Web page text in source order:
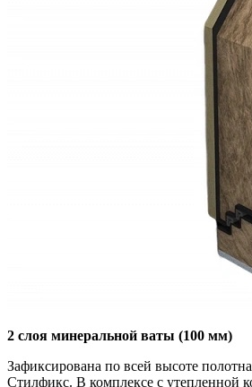
2 слоя минеральной ваты (100 мм)
Зафиксирована по всей высоте
Стилфикс. В комплексе с утепленной